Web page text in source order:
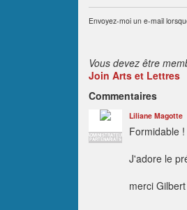
Envoyez-moi un e-mail
Vous devez être
Join Arts et Lettres
Commentaires
ADMINISTRATEUR
PARTENARIATS
Liliane Magotte
Formidable !
J'adore le
merci